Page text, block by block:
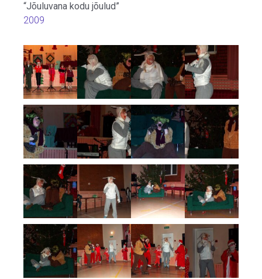
“Jõuluvana kodu jõulud”
2009